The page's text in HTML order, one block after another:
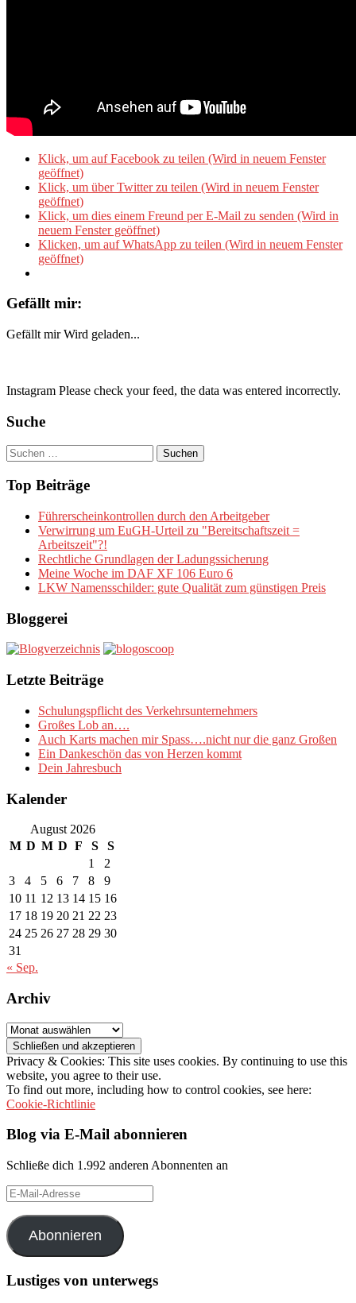
Klick, um auf Facebook zu teilen (Wird in neuem Fenster
geöffnet)
Klick, um über Twitter zu teilen (Wird in neuem Fenster
geöffnet)
Klick, um dies einem Freund per E-Mail zu senden (Wird in
neuem Fenster geöffnet)
Klicken, um auf WhatsApp zu teilen (Wird in neuem Fenster
geöffnet)
Gefällt mir:
Gefällt mir Wird geladen...
Instagram Please check your feed, the data was entered incorrectly.
Suche
Suchen
nach:
Top Beiträge
Führerscheinkontrollen durch den Arbeitgeber
Verwirrung um EuGH-Urteil zu "Bereitschaftszeit =
Arbeitszeit"?!
Rechtliche Grundlagen der Ladungssicherung
Meine Woche im DAF XF 106 Euro 6
LKW Namensschilder: gute Qualität zum günstigen Preis
Bloggerei
Letzte Beiträge
Schulungspflicht des Verkehrsunternehmers
Großes Lob an….
Auch Karts machen mir Spass….nicht nur die ganz Großen
Ein Dankeschön das von Herzen kommt
Dein Jahresbuch
Kalender
August 2026
M D M D F S
S
1
2
3
4 5 6 7 8
9
10 11 12 13 14 15 16
17 18 19 20 21 22 23
24 25 26 27 28 29 30
31
« Sep.
Archiv
Archiv
Privacy & Cookies: This site uses cookies. By continuing to use this
website, you agree to their use.
To find out more, including how to control cookies, see here:
Cookie-Richtlinie
Blog via E-Mail abonnieren
Schließe dich 1.992 anderen Abonnenten an
E-
Mail-
Adresse
Abonnieren
Lustiges von unterwegs